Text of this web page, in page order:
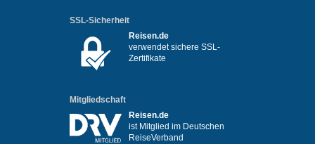
SSL-Sicherheit
Reisen.de
verwendet sichere SSL-
Zertifikate
Mitgliedschaft
Reisen.de
ist Mitglied im Deutschen
ReiseVerband